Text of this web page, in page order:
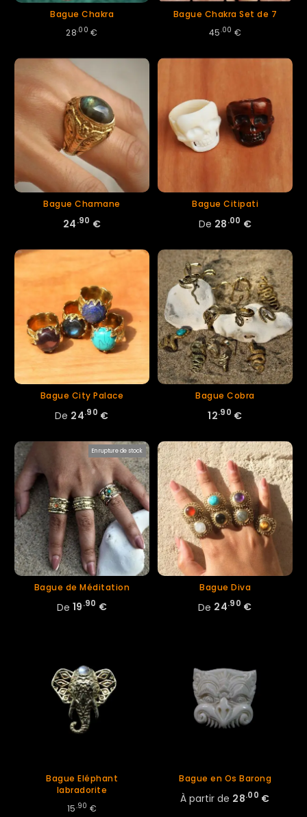
Bague Chakra
28.00 €
Bague Chakra Set de 7
45.00 €
Bague Chamane
24.90 €
Bague Citipati
De 28.00 €
Bague City Palace
De 24.90 €
Bague Cobra
12.90 €
En rupture de stock
Bague de Méditation
De 19.90 €
Bague Diva
De 24.90 €
Bague Eléphant
labradorite
15.90 €
Bague en Os Barong
À partir de 28.00 €